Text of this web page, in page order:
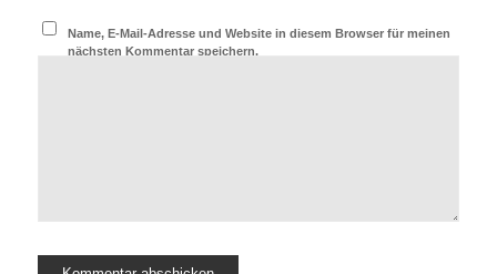
Name, E-Mail-Adresse und Website in diesem Browser für meinen
nächsten Kommentar speichern.